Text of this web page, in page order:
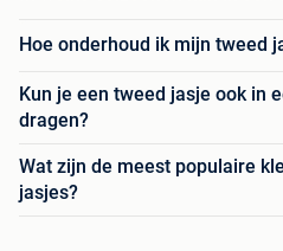
Hoe onderhoud ik mijn tweed
Kun je een tweed jasje ook in
dragen?
Wat zijn de meest populaire
jasjes?